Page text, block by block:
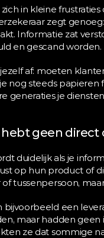
in kleine
zegt
Informatie zat
en gescand worden.
jezelf af: moeten
nog steeds
generaties je
hebt geen
duidelijk als je
op hun product of
tussenpersoon,
bijvoorbeeld een
maar hadden
ze dat sommige